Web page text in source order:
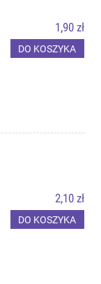
1,90 zł
DO KOSZYKA
2,10 zł
DO KOSZYKA